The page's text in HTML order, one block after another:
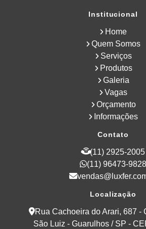
Institucional
Home
Quem Somos
Serviços
Produtos
Galeria
Vagas
Orçamento
Informações
Contato
(11) 2925-2005
(11) 96473-9828
Localização
Rua Cachoeira do Arari, 687 -
São Luiz - Guarulhos / SP -